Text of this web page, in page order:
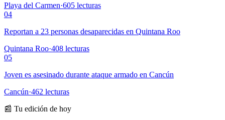
Playa del Carmen·605 lecturas
04
Reportan a 23 personas desaparecidas en Quintana Roo
Quintana Roo·408 lecturas
05
Joven es asesinado durante ataque armado en Cancún
Cancún·462 lecturas
📰 Tu edición de hoy